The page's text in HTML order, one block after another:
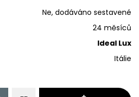
Ne, dodáváno sestavené
24 měsíců
Ideal Lux
Itálie